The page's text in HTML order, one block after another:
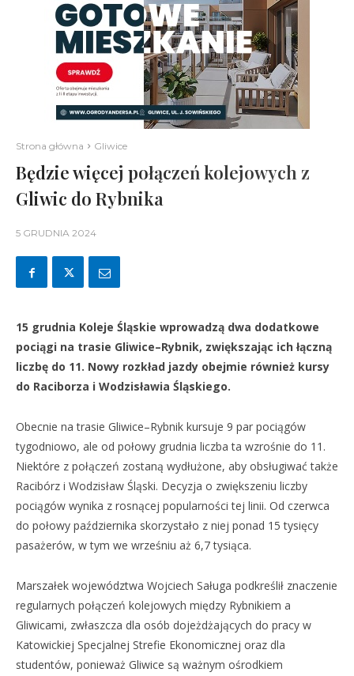
Strona główna Gliwice
Będzie więcej połączeń kolejowych z
Gliwic do Rybnika
5 GRUDNIA 2024
15 grudnia Koleje Śląskie wprowadzą dwa dodatkowe
pociągi na trasie Gliwice–Rybnik, zwiększając ich łączną
liczbę do 11. Nowy rozkład jazdy obejmie również kursy
do Raciborza i Wodzisławia Śląskiego.
Obecnie na trasie Gliwice–Rybnik kursuje 9 par pociągów
tygodniowo, ale od połowy grudnia liczba ta wzrośnie do 11.
Niektóre z połączeń zostaną wydłużone, aby obsługiwać także
Racibórz i Wodzisław Śląski. Decyzja o zwiększeniu liczby
pociągów wynika z rosnącej popularności tej linii. Od czerwca
do połowy października skorzystało z niej ponad 15 tysięcy
pasażerów, w tym we wrześniu aż 6,7 tysiąca.
Marszałek województwa Wojciech Saługa podkreślił znaczenie
regularnych połączeń kolejowych między Rybnikiem a
Gliwicami, zwłaszcza dla osób dojeżdżających do pracy w
Katowickiej Specjalnej Strefie Ekonomicznej oraz dla
studentów, ponieważ Gliwice są ważnym ośrodkiem